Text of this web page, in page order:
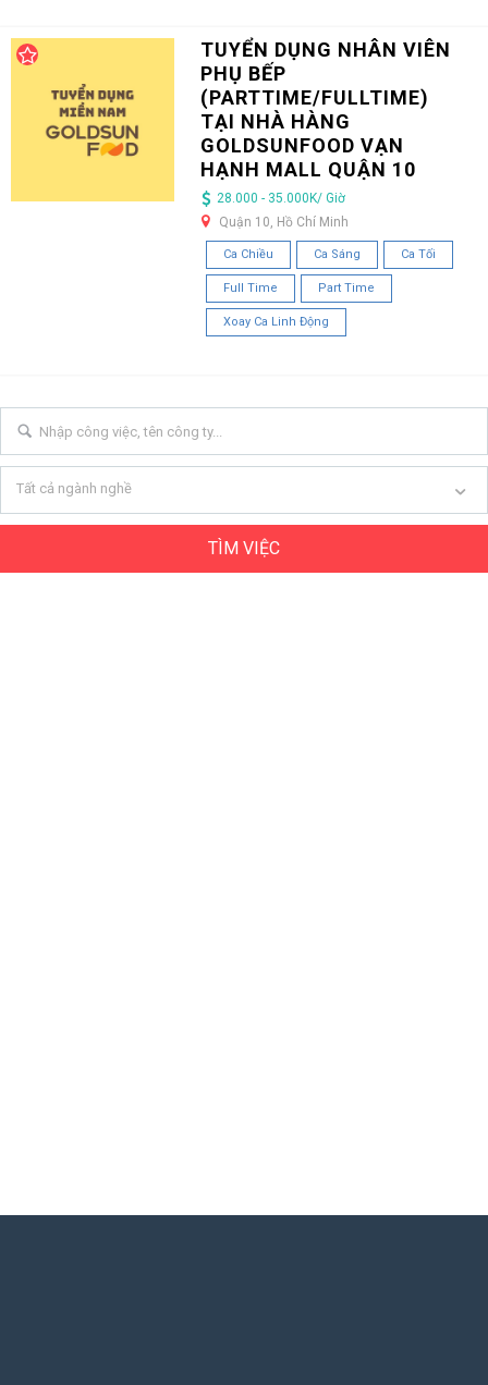
TUYỂN DỤNG NHÂN VIÊN
PHỤ BẾP
(PARTTIME/FULLTIME)
TẠI NHÀ HÀNG
GOLDSUNFOOD VẠN
HẠNH MALL QUẬN 10
28.000 - 35.000K/ Giờ
Quận 10, Hồ Chí Minh
Ca Chiều Ca Sáng Ca Tối
Full Time Part Time
Xoay Ca Linh Động
Tất cả ngành nghề